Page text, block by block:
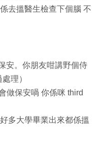
去搵醫生檢查下個腦 不
安。你朋友咁講野個侍
理）
做保安喎 你係咪 third
多大學畢業出來都係搵